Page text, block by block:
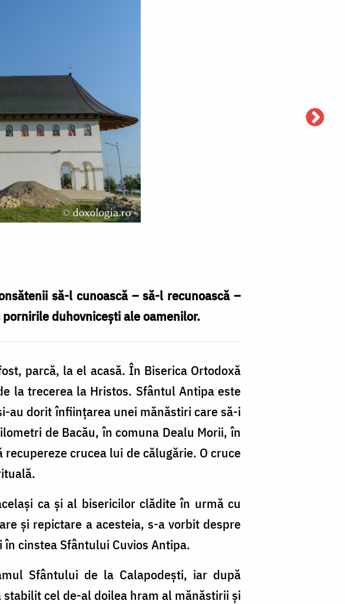
să-l cunoască – să-l recunoască –
duhovnicești ale oamenilor.
parcă, la el acasă. În Biserica Ortodoxă
la trecerea la Hristos. Sfântul Antipa este
au dorit înființarea unei mănăstiri care să-i
de Bacău, în comuna Dealu Morii, în
crucea lui de călugărie. O cruce
ca și al bisericilor clădite în urmă cu
și repictare a acesteia, s-a vorbit despre
cinstea Sfântului Cuvios Antipa.
Sfântului de la Calapodești, iar după
cel de-al doilea hram al mănăstirii și